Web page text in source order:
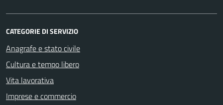
CATEGORIE DI SERVIZIO
Anagrafe e stato civile
Cultura e tempo libero
Vita lavorativa
Imprese e commercio